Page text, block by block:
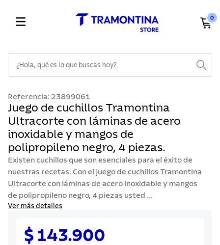
0
Referencia: 23899061
Juego de cuchillos Tramontina
Ultracorte con láminas de acero
inoxidable y mangos de
polipropileno negro, 4 piezas.
Existen cuchillos que son esenciales para el éxito de
nuestras recetas. Con el juego de cuchillos Tramontina
Ultracorte con láminas de acero inoxidable y mangos
de polipropileno negro, 4 piezas usted ...
Ver más detalles
$ 143.900
1 .
cuchillos
2.
cubiertos
3.
sarten
4 .
lavaplatos
5.
ollas
6 .
acero inoxidable
7.
sartenes
cuchillo